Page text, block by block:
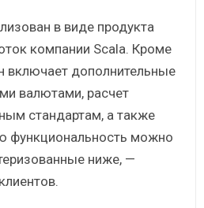
в виде продукта
компании Scala. Кроме
включает дополнительные
валютами, расчет
стандартам, а также
функциональность можно
ниже, —